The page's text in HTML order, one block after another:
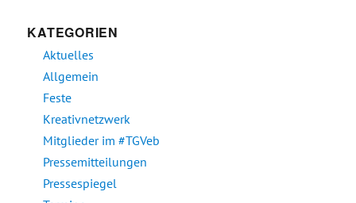
KATEGORIEN
Aktuelles
Allgemein
Feste
Kreativnetzwerk
Mitglieder im #TGVeb
Pressemitteilungen
Pressespiegel